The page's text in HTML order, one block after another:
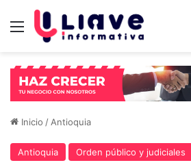
Menú
Inicio / Antioquia
Antioquia Orden público y judiciales